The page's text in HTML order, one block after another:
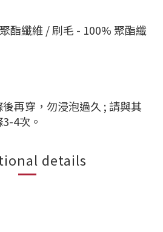
酯纖維 / 刷毛 - 100% 聚酯纖
再穿，勿浸泡過久 ; 請與其
4次。
details